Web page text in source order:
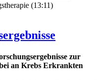
(13:11)
zur
an Krebs Erkrankten